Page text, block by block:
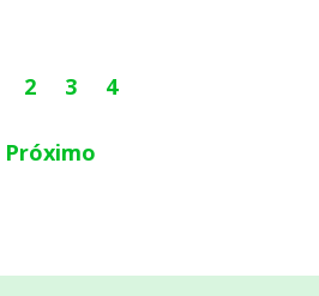
2 3 4
Próximo